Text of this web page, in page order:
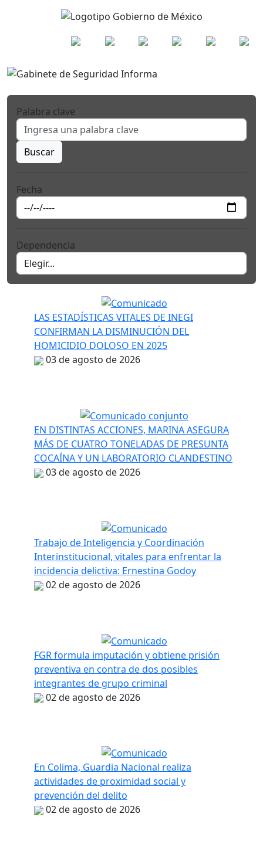
Palabra clave
Buscar
Fecha
Dependencia
LAS ESTADÍSTICAS VITALES DE INEGI
CONFIRMAN LA DISMINUCIÓN DEL
HOMICIDIO DOLOSO EN 2025
03 de agosto de 2026
EN DISTINTAS ACCIONES, MARINA ASEGURA
MÁS DE CUATRO TONELADAS DE PRESUNTA
COCAÍNA Y UN LABORATORIO CLANDESTINO
03 de agosto de 2026
Trabajo de Inteligencia y Coordinación
Interinstitucional, vitales para enfrentar la
incidencia delictiva: Ernestina Godoy
02 de agosto de 2026
FGR formula imputación y obtiene prisión
preventiva en contra de dos posibles
integrantes de grupo criminal
02 de agosto de 2026
En Colima, Guardia Nacional realiza
actividades de proximidad social y
prevención del delito
02 de agosto de 2026